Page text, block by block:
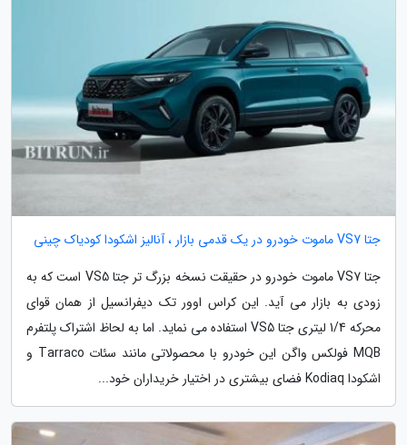
جتا VS7 ماموت خودرو در یک قدمی بازار ، آنالیز اشکودا کودیاک چینی
جتا VS7 ماموت خودرو در حقیقت نسخه بزرگ تر جتا VS5 است که به
زودی به بازار می آید. این کراس اوور تک دیفرانسیل از همان قوای
محرکه 1/4 لیتری جتا VS5 استفاده می نماید. اما به لحاظ اشتراک پلتفرم
MQB فولکس واگن این خودرو با محصولاتی مانند سئات Tarraco و
اشکودا Kodiaq فضای بیشتری در اختیار خریداران خود...